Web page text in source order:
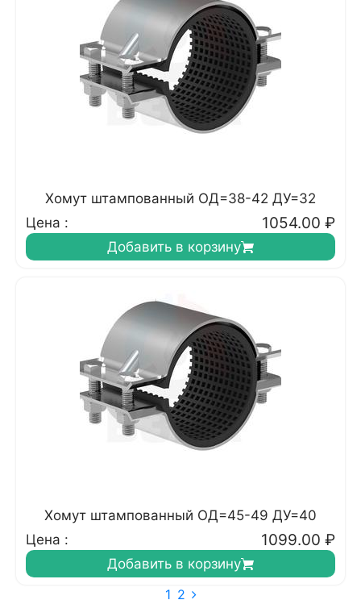
Хомут штампованный ОД=38-42 ДУ=32
Цена :
1054.00 ₽
Добавить в корзину
Хомут штампованный ОД=45-49 ДУ=40
Цена :
1099.00 ₽
Добавить в корзину
1 2